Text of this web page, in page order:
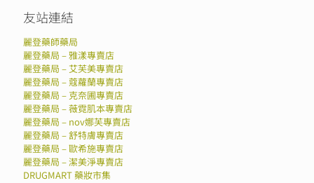
友站連結
麗登藥師藥局
麗登藥局 – 雅漾專賣店
麗登藥局 – 艾芙美專賣店
麗登藥局 – 蔻蘿蘭專賣店
麗登藥局 – 克奈圃專賣店
麗登藥局 – 薇霓肌本專賣店
麗登藥局 – nov娜芙專賣店
麗登藥局 – 舒特膚專賣店
麗登藥局 – 歐希施專賣店
麗登藥局 – 潔美淨專賣店
DRUGMART 藥妝市集